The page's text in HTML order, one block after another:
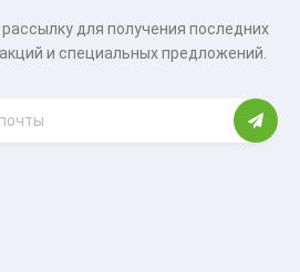
для получения последних
и специальных предложений.